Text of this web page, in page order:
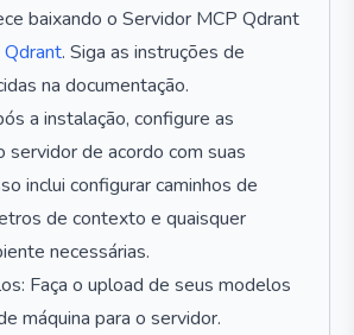
baixando o Servidor MCP Qdrant
. Siga as instruções de
na documentação.
a instalação, configure as
servidor de acordo com suas
inclui configurar caminhos de
de contexto e quaisquer
necessárias.
Faça o upload de seus modelos
máquina para o servidor.